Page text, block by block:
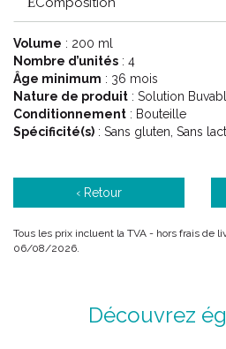
présence d’ escarres ou encore de
Volume : 200 ml
Nombre d’unités : 4
Âge minimum : 36 mois
Nature de produit : Solution
Conditionnement : Bouteille
Spécificité(s) : Sans gluten, Sans
‹ Retour
Tous les prix incluent la TVA - hors frais de
06/08/2026.
Découvrez